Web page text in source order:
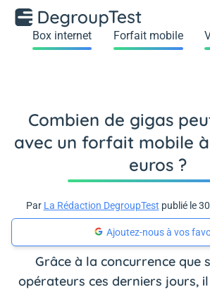
Box internet Forfait mobile
Combien de gigas
avec un forfait mobile
euros ?
Par La Rédaction DegroupTest publié le
Ajoutez-nous à vos
Grâce à la concurrence que
opérateurs ces derniers jours,